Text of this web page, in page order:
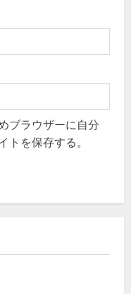
ブラウザーに自分
を保存する。